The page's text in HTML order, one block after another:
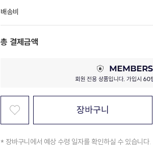
배송비
총 결제금액
장바구니
* 장바구니에서 예상 수령 일자를 확인하실 수 있습니다.